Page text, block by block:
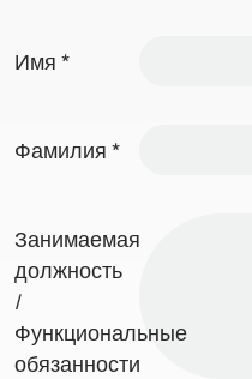
Имя *
Фамилия *
Занимаемая
должность
/
Функциональные
обязанности